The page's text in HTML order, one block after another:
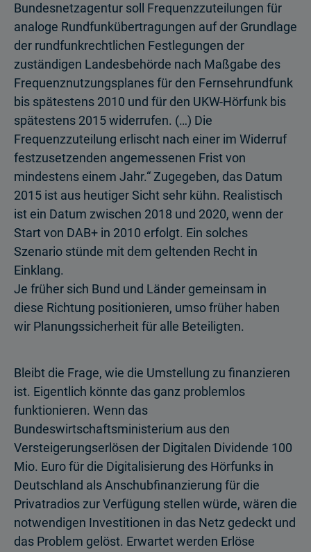
Bundesnetzagentur soll Frequenzzuteilungen für
analoge Rundfunkübertragungen auf der Grundlage
der rundfunkrechtlichen Festlegungen der
zuständigen Landesbehörde nach Maßgabe des
Frequenznutzungsplanes für den Fernsehrundfunk
bis spätestens 2010 und für den UKW-Hörfunk bis
spätestens 2015 widerrufen. (…) Die
Frequenzzuteilung erlischt nach einer im Widerruf
festzusetzenden angemessenen Frist von
mindestens einem Jahr.“ Zugegeben, das Datum
2015 ist aus heutiger Sicht sehr kühn. Realistisch
ist ein Datum zwischen 2018 und 2020, wenn der
Start von DAB+ in 2010 erfolgt. Ein solches
Szenario stünde mit dem geltenden Recht in
Einklang.
Je früher sich Bund und Länder gemeinsam in
diese Richtung positionieren, umso früher haben
wir Planungssicherheit für alle Beteiligten.
Bleibt die Frage, wie die Umstellung zu finanzieren
ist. Eigentlich könnte das ganz problemlos
funktionieren. Wenn das
Bundeswirtschaftsministerium aus den
Versteigerungserlösen der Digitalen Dividende 100
Mio. Euro für die Digitalisierung des Hörfunks in
Deutschland als Anschubfinanzierung für die
Privatradios zur Verfügung stellen würde, wären die
notwendigen Investitionen in das Netz gedeckt und
das Problem gelöst. Erwartet werden Erlöse